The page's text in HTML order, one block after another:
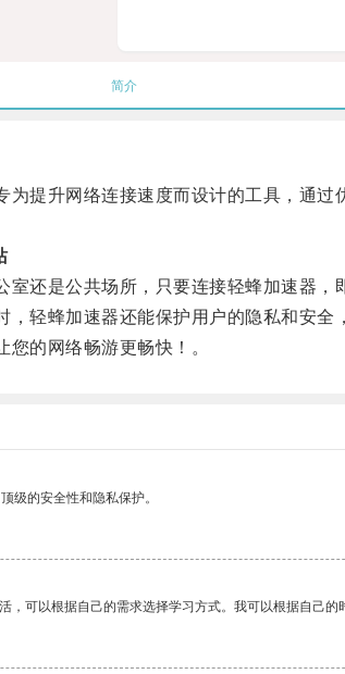
简介
升网络连接速度而设计的工具，通过
还是公共场所，只要连接轻蜂加速器，
轻蜂加速器还能保护用户的隐私和安全
网络畅游更畅快！。
级的安全性和隐私保护。
，可以根据自己的需求选择学习方式。我可以根据自己的